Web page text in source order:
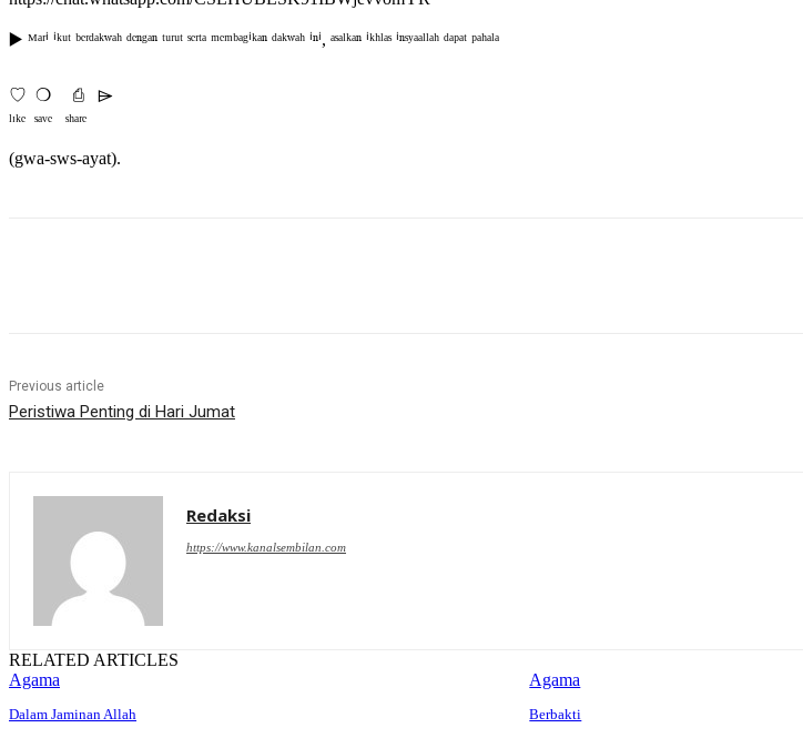
▶️ ᴹᵃʳⁱ ⁱᵏᵘᵗ ᵇᵉʳᵈᵃᵏʷᵃʰ ᵈᵉⁿᵍᵃⁿ ᵗᵘʳᵘᵗ ˢᵉʳᵗᵃ ᵐᵉᵐᵇᵃᵍⁱᵏᵃⁿ ᵈᵃᵏʷᵃʰ ⁱⁿⁱ, ᵃˢᵃˡᵏᵃⁿ ⁱᵏʰˡᵃˢ ⁱⁿˢʸᵃᵃˡˡᵃʰ ᵈᵃᵖᵃᵗ ᵖᵃʰᵃˡᵃ
♡ㅤ ❍ㅤ ⎙ㅤ ⌲
ˡᶦᵏᵉ ˢᵃᵛᵉ ˢʰᵃʳᵉ
(gwa-sws-ayat).
Previous article
Peristiwa Penting di Hari Jumat
Redaksi
https://www.kanalsembilan.com
RELATED ARTICLES
Agama
Dalam Jaminan Allah
Agama
Berbakti